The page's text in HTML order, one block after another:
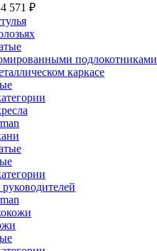
571 ₽
подлокотниками
каркасе